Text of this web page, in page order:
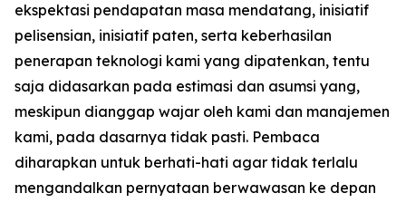
ekspektasi pendapatan masa mendatang, inisiatif
pelisensian, inisiatif paten, serta keberhasilan
penerapan teknologi kami yang dipatenkan, tentu
saja didasarkan pada estimasi dan asumsi yang,
meskipun dianggap wajar oleh kami dan manajemen
kami, pada dasarnya tidak pasti. Pembaca
diharapkan untuk berhati-hati agar tidak terlalu
mengandalkan pernyataan berwawasan ke depan